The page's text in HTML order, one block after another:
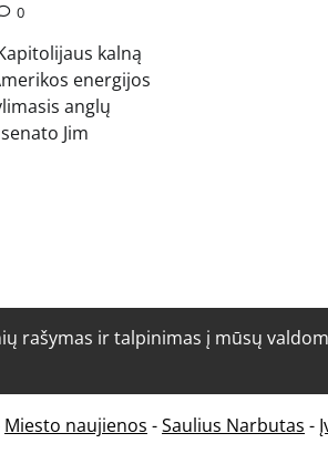
0
kalną
energijos
anglų
Jim
rašymas ir talpinimas į mūsų
Miesto naujienos -Saulius Narbutas -